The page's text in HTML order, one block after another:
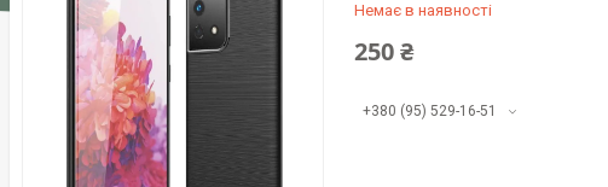
Немає в наявності
250 ₴
+380 (95) 529-16-51